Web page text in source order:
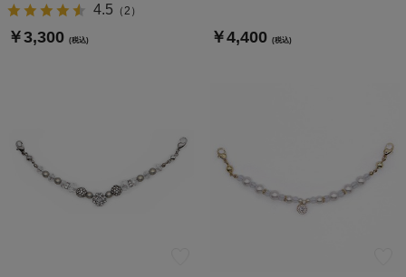
4.5 （2 ）
￥3,300 (税込) ￥4,400 (税込)